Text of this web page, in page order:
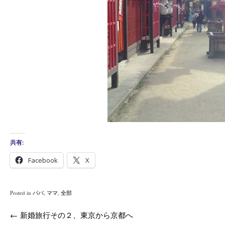
共有:
Facebook X
Posted in パパ, ママ, 全部
Post
← 新婚旅行その２、東京から京都へ